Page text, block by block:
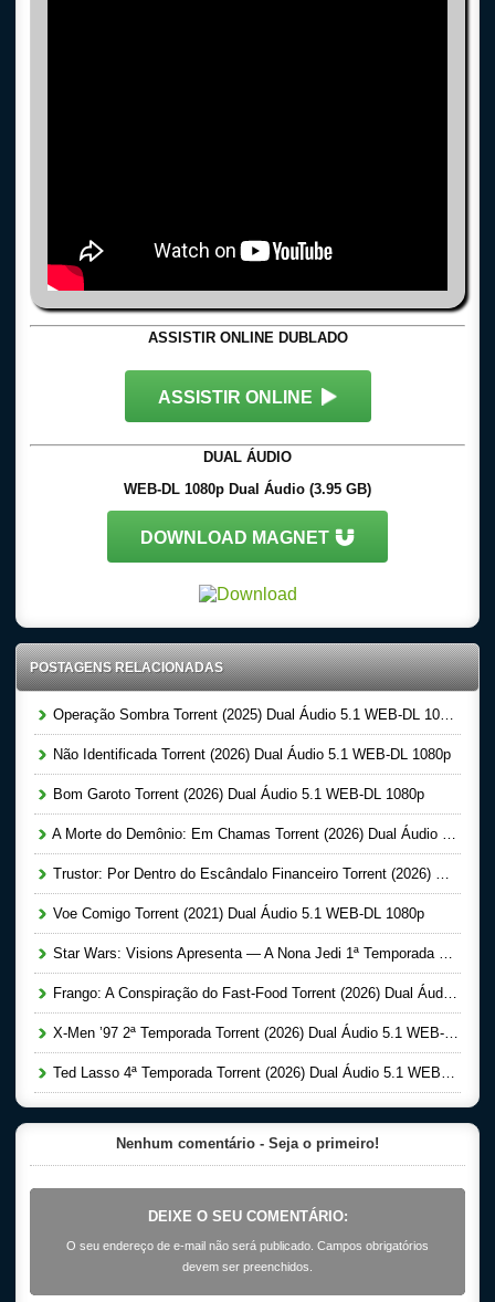
ASSISTIR ONLINE DUBLADO
ASSISTIR ONLINE
DUAL ÁUDIO
WEB-DL 1080p Dual Áudio (3.95 GB)
DOWNLOAD MAGNET
POSTAGENS RELACIONADAS
Operação Sombra Torrent (2025) Dual Áudio 5.1 WEB-DL 1080p
Não Identificada Torrent (2026) Dual Áudio 5.1 WEB-DL 1080p
Bom Garoto Torrent (2026) Dual Áudio 5.1 WEB-DL 1080p
A Morte do Demônio: Em Chamas Torrent (2026) Dual Áudio WEB-DL 720p | 1080p
Trustor: Por Dentro do Escândalo Financeiro Torrent (2026) Dual Áudio 5.1 WEB-DL 1080p
Voe Comigo Torrent (2021) Dual Áudio 5.1 WEB-DL 1080p
Star Wars: Visions Apresenta — A Nona Jedi 1ª Temporada Completa Torrent (2026) Dual Áudio 5.1 WEB-DL 1080p
Frango: A Conspiração do Fast-Food Torrent (2026) Dual Áudio 5.1 WEB-DL 1080p
X-Men ’97 2ª Temporada Torrent (2026) Dual Áudio 5.1 WEB-DL 1080p
Ted Lasso 4ª Temporada Torrent (2026) Dual Áudio 5.1 WEB-DL 1080p
Nenhum comentário - Seja o primeiro!
DEIXE O SEU COMENTÁRIO:
O seu endereço de e-mail não será publicado. Campos obrigatórios
devem ser preenchidos.